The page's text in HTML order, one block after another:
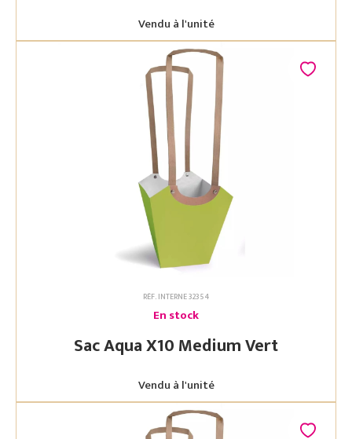
Vendu à l'unité
RÉF. INTERNE 32354
En stock
Sac Aqua X10 Medium Vert
Vendu à l'unité